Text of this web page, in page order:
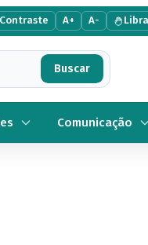
Contraste A+ A-
Comunicação